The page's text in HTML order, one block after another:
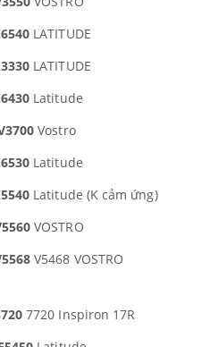
LATITUDE
LATITUDE
Latitude
Vostro
Latitude
Latitude (K cảm ứng)
VOSTRO
V5468 VOSTRO
7720 Inspiron 17R